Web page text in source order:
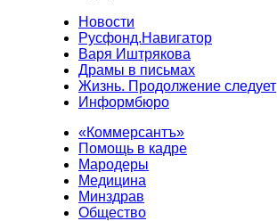
Новости
Русфонд.Навигатор
Варя Иштрякова
Драмы в письмах
Жизнь. Продолжение следует
Информбюро
«Коммерсантъ»
Помощь в кадре
Мародеры
Медицина
Минздрав
Общество